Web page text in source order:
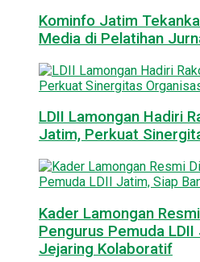
Kominfo Jatim
Media di Pelatihan
LDII Lamongan Hadiri
Jatim, Perkuat
Kader Lamongan
Pengurus Pemuda
Jejaring Kolaboratif